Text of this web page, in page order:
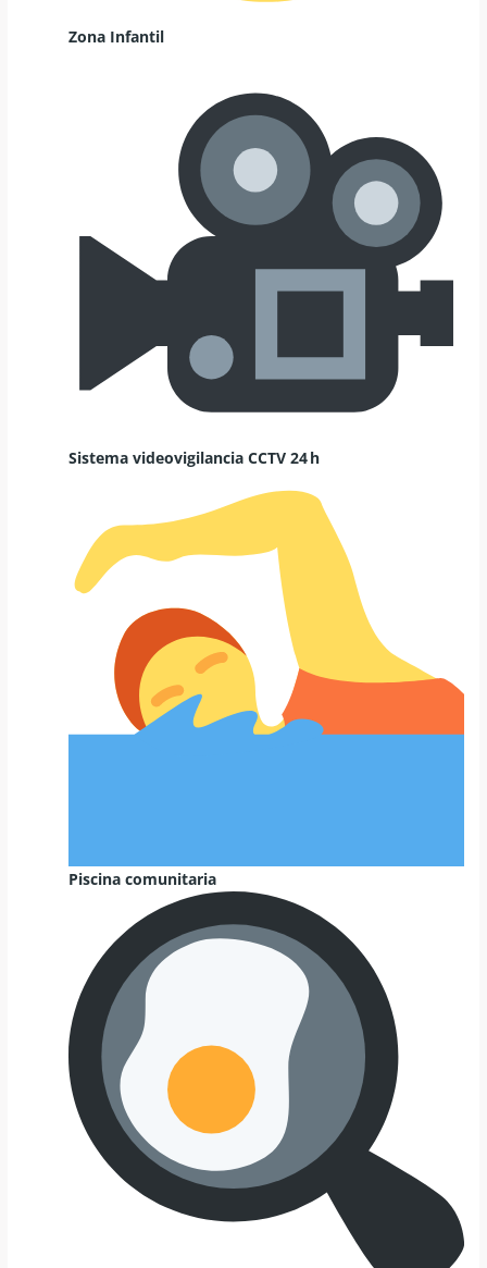
Zona Infantil
Sistema videovigilancia CCTV 24 h
Piscina comunitaria